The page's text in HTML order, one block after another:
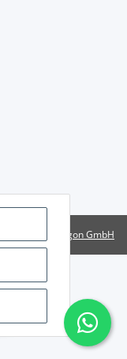
Rotragon GmbH